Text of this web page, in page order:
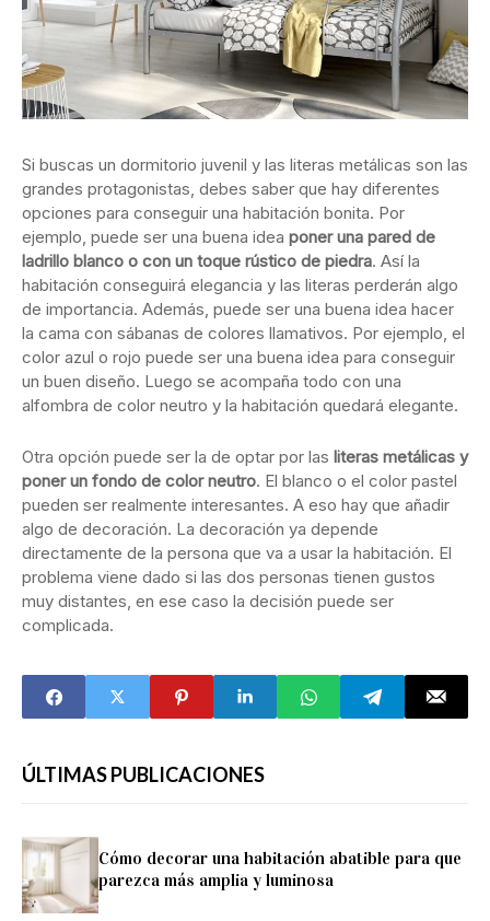
Si buscas un dormitorio juvenil y las literas metálicas son las
grandes protagonistas, debes saber que hay diferentes
opciones para conseguir una habitación bonita. Por
ejemplo, puede ser una buena idea poner una pared de
ladrillo blanco o con un toque rústico de piedra. Así la
habitación conseguirá elegancia y las literas perderán algo
de importancia. Además, puede ser una buena idea hacer
la cama con sábanas de colores llamativos. Por ejemplo, el
color azul o rojo puede ser una buena idea para conseguir
un buen diseño. Luego se acompaña todo con una
alfombra de color neutro y la habitación quedará elegante.
Otra opción puede ser la de optar por las literas metálicas y
poner un fondo de color neutro. El blanco o el color pastel
pueden ser realmente interesantes. A eso hay que añadir
algo de decoración. La decoración ya depende
directamente de la persona que va a usar la habitación. El
problema viene dado si las dos personas tienen gustos
muy distantes, en ese caso la decisión puede ser
complicada.
ÚLTIMAS PUBLICACIONES
Cómo decorar una habitación abatible para que
parezca más amplia y luminosa